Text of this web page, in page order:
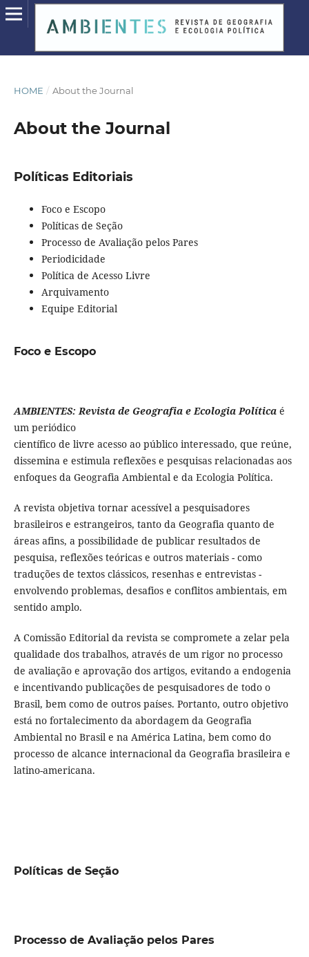
HOME / About the Journal
About the Journal
Políticas Editoriais
Foco e Escopo
Políticas de Seção
Processo de Avaliação pelos Pares
Periodicidade
Política de Acesso Livre
Arquivamento
Equipe Editorial
Foco e Escopo
AMBIENTES: Revista de Geografia e Ecologia Políticaé
um periódico
científico de livre acesso ao público interessado, que reúne,
dissemina e estimula reflexões e pesquisas relacionadas aos
enfoques da Geografia Ambiental e da Ecologia Política.
A revista objetiva tornar acessível a pesquisadores
brasileiros e estrangeiros, tanto da Geografia quanto de
áreas afins, a possibilidade de publicar resultados de
pesquisa, reflexões teóricas e outros materiais - como
traduções de textos clássicos, resenhas e entrevistas -
envolvendo problemas, desafios e conflitos ambientais, em
sentido amplo.
A Comissão Editorial da revista se compromete a zelar pela
qualidade dos trabalhos, através de um rigor no processo
de avaliação e aprovação dos artigos, evitando a endogenia
e incentivando publicações de pesquisadores de todo o
Brasil, bem como de outros países. Portanto, outro objetivo
está no fortalecimento da abordagem da Geografia
Ambiental no Brasil e na América Latina, bem como do
processo de alcance internacional da Geografia brasileira e
latino-americana.
Políticas de Seção
Processo de Avaliação pelos Pares